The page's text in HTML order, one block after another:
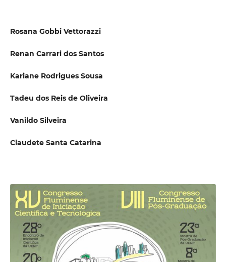
Rosana Gobbi Vettorazzi
Renan Carrari dos Santos
Kariane Rodrigues Sousa
Tadeu dos Reis de Oliveira
Vanildo Silveira
Claudete Santa Catarina